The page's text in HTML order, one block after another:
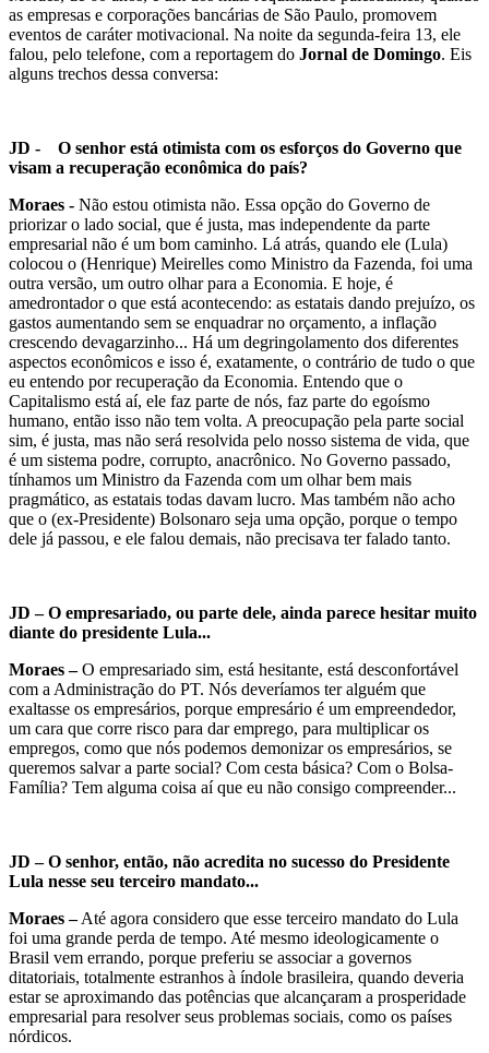
as empresas e corporações bancárias de São Paulo, promovem
eventos de caráter motivacional. Na noite da segunda-feira 13, ele
falou, pelo telefone, com a reportagem do Jornal de Domingo. Eis
alguns trechos dessa conversa:
JD -
O senhor está otimista com os esforços do Governo que
visam a recuperação econômica do país?
Moraes - Não estou otimista não. Essa opção do Governo de
priorizar o lado social, que é justa, mas independente da parte
empresarial não é um bom caminho. Lá atrás, quando ele (Lula)
colocou o (Henrique) Meirelles como Ministro da Fazenda, foi uma
outra versão, um outro olhar para a Economia. E hoje, é
amedrontador o que está acontecendo: as estatais dando prejuízo, os
gastos aumentando sem se enquadrar no orçamento, a inflação
crescendo devagarzinho... Há um degringolamento dos diferentes
aspectos econômicos e isso é, exatamente, o contrário de tudo o que
eu entendo por recuperação da Economia. Entendo que o
Capitalismo está aí, ele faz parte de nós, faz parte do egoísmo
humano, então isso não tem volta. A preocupação pela parte social
sim, é justa, mas não será resolvida pelo nosso sistema de vida, que
é um sistema podre, corrupto, anacrônico. No Governo passado,
tínhamos um Ministro da Fazenda com um olhar bem mais
pragmático, as estatais todas davam lucro. Mas também não acho
que o (ex-Presidente) Bolsonaro seja uma opção, porque o tempo
dele já passou, e ele falou demais, não precisava ter falado tanto.
JD – O empresariado, ou parte dele, ainda parece hesitar muito
diante do presidente Lula...
Moraes –O empresariado sim, está hesitante, está desconfortável
com a Administração do PT. Nós deveríamos ter alguém que
exaltasse os empresários, porque empresário é um empreendedor,
um cara que corre risco para dar emprego, para multiplicar os
empregos, como que nós podemos demonizar os empresários, se
queremos salvar a parte social? Com cesta básica? Com o Bolsa-
Família? Tem alguma coisa aí que eu não consigo compreender...
JD – O senhor, então, não acredita no sucesso do Presidente
Lula nesse seu terceiro mandato...
Moraes –Até agora considero que esse terceiro mandato do Lula
foi uma grande perda de tempo. Até mesmo ideologicamente o
Brasil vem errando, porque preferiu se associar a governos
ditatoriais, totalmente estranhos à índole brasileira, quando deveria
estar se aproximando das potências que alcançaram a prosperidade
empresarial para resolver seus problemas sociais, como os países
nórdicos.